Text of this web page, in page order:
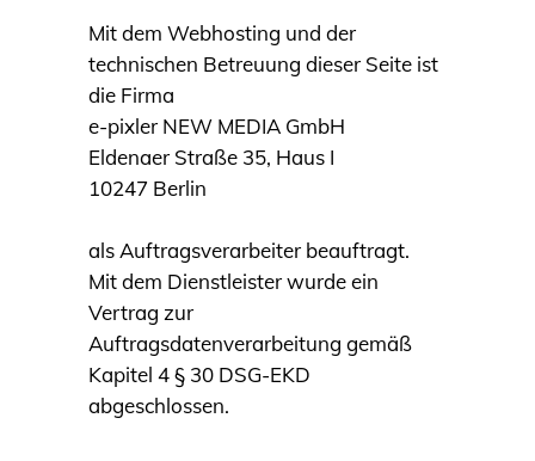
Mit dem Webhosting und der
technischen Betreuung dieser Seite ist
die Firma
e-pixler NEW MEDIA GmbH
Eldenaer Straße 35, Haus I
10247 Berlin
als Auftragsverarbeiter beauftragt.
Mit dem Dienstleister wurde ein
Vertrag zur
Auftragsdatenverarbeitung gemäß
Kapitel 4 § 30 DSG-EKD
abgeschlossen.